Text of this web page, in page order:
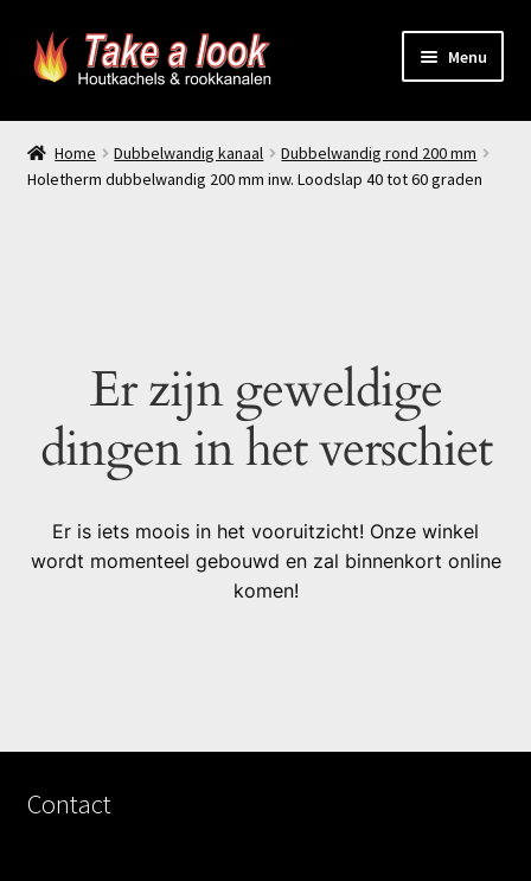
Ga
door
Ga
naar
Menu
Home
Prijsindicatie rookkanaal
Producten
Home Dubbelwandig kanaal
Dubbelwandig rond 200 mm
Holetherm dubbelwandig 200 mm inw. Loodslap 40 tot 60 graden
Er zijn geweldige
dingen in het verschiet
Er is iets moois in het vooruitzicht! Onze winkel
wordt momenteel gebouwd en zal binnenkort online
komen!
Contact